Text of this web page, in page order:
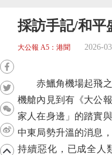
採訪手記/和平
大公報 A5：港聞 2026-
赤鱲角機場起飛之
機艙內見到有《大公
家人在身邊」的踏實
中東局勢升溫的消息
持續惡化，已成全人